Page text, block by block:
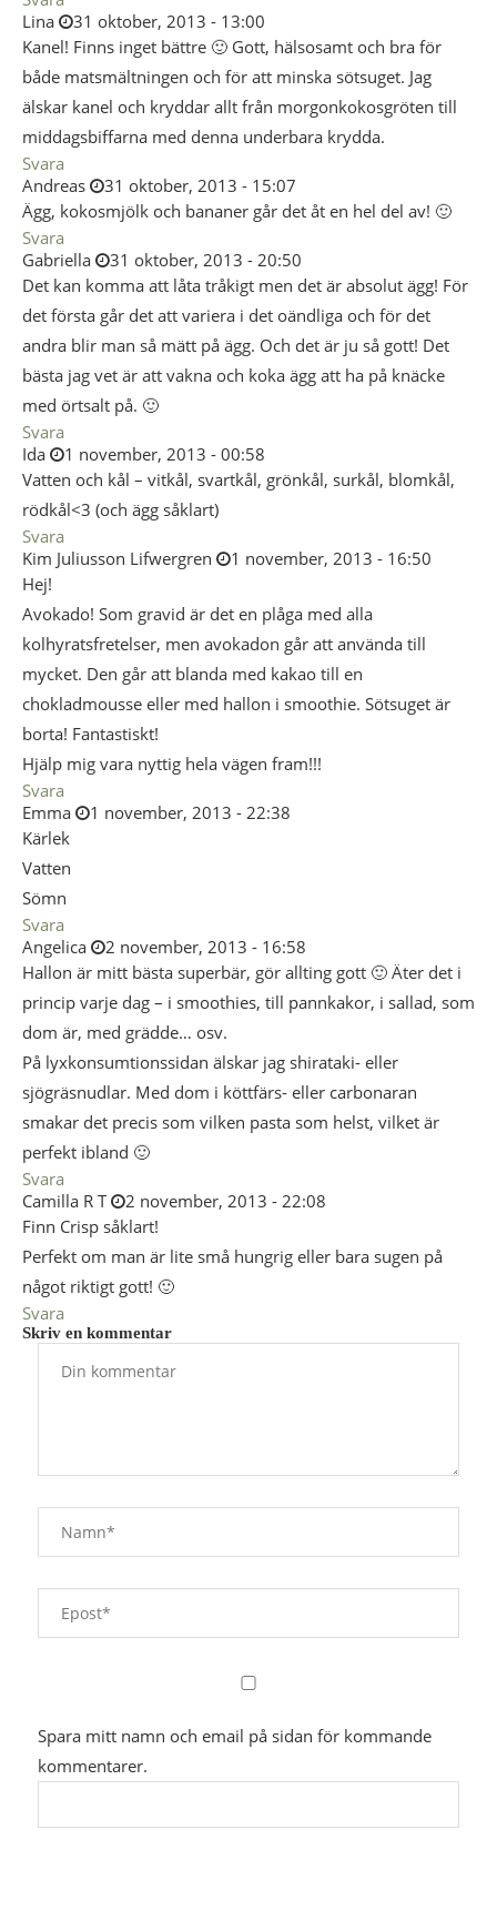
Lina
31 oktober, 2013 - 13:00
Kanel! Finns inget bättre 🙂 Gott, hälsosamt och bra för
både matsmältningen och för att minska sötsuget. Jag
älskar kanel och kryddar allt från morgonkokosgröten till
middagsbiffarna med denna underbara krydda.
Svara
Andreas
31 oktober, 2013 - 15:07
Ägg, kokosmjölk och bananer går det åt en hel del av! 🙂
Svara
Gabriella
31 oktober, 2013 - 20:50
Det kan komma att låta tråkigt men det är absolut ägg! För
det första går det att variera i det oändliga och för det
andra blir man så mätt på ägg. Och det är ju så gott! Det
bästa jag vet är att vakna och koka ägg att ha på knäcke
med örtsalt på. 🙂
Svara
Ida
1 november, 2013 - 00:58
Vatten och kål – vitkål, svartkål, grönkål, surkål, blomkål,
rödkål<3 (och ägg såklart)
Svara
Kim Juliusson Lifwergren
1 november, 2013 - 16:50
Hej!
Avokado! Som gravid är det en plåga med alla
kolhyratsfretelser, men avokadon går att använda till
mycket. Den går att blanda med kakao till en
chokladmousse eller med hallon i smoothie. Sötsuget är
borta! Fantastiskt!
Hjälp mig vara nyttig hela vägen fram!!!
Svara
Emma
1 november, 2013 - 22:38
Kärlek
Vatten
Sömn
Svara
Angelica
2 november, 2013 - 16:58
Hallon är mitt bästa superbär, gör allting gott 🙂 Äter det i
princip varje dag – i smoothies, till pannkakor, i sallad, som
dom är, med grädde… osv.
På lyxkonsumtionssidan älskar jag shirataki- eller
sjögräsnudlar. Med dom i köttfärs- eller carbonaran
smakar det precis som vilken pasta som helst, vilket är
perfekt ibland 🙂
Svara
Camilla R T
2 november, 2013 - 22:08
Finn Crisp såklart!
Perfekt om man är lite små hungrig eller bara sugen på
något riktigt gott! 🙂
Svara
Skriv en kommentar
Spara mitt namn och email på sidan för kommande
kommentarer.